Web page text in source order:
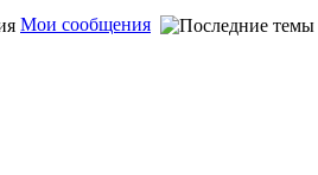
Мои сообщения